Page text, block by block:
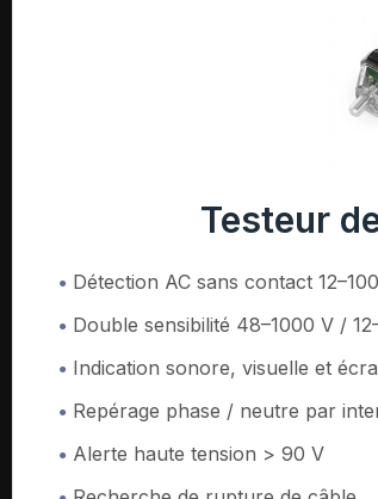
Testeur
Détection AC sans contact
Double sensibilité 48–1000 V /
Indication sonore, visuelle et
Repérage phase / neutre par
Alerte haute tension > 90 V